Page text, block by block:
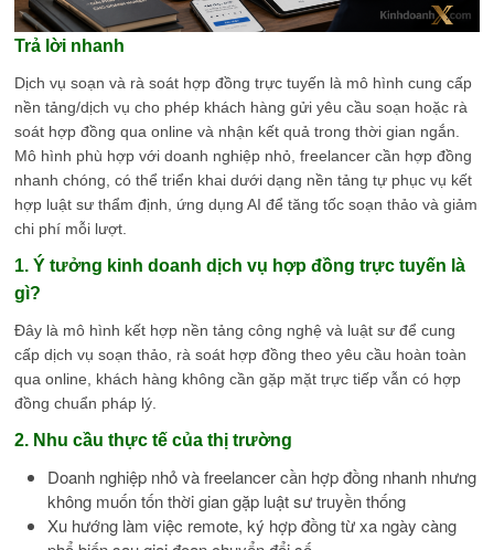
Trả lời nhanh
Dịch vụ soạn và rà soát hợp đồng trực tuyến là mô hình cung cấp
nền tảng/dịch vụ cho phép khách hàng gửi yêu cầu soạn hoặc rà
soát hợp đồng qua online và nhận kết quả trong thời gian ngắn.
Mô hình phù hợp với doanh nghiệp nhỏ, freelancer cần hợp đồng
nhanh chóng, có thể triển khai dưới dạng nền tảng tự phục vụ kết
hợp luật sư thẩm định, ứng dụng AI để tăng tốc soạn thảo và giảm
chi phí mỗi lượt.
1. Ý tưởng kinh doanh dịch vụ hợp đồng trực tuyến là
gì?
Đây là mô hình kết hợp nền tảng công nghệ và luật sư để cung
cấp dịch vụ soạn thảo, rà soát hợp đồng theo yêu cầu hoàn toàn
qua online, khách hàng không cần gặp mặt trực tiếp vẫn có hợp
đồng chuẩn pháp lý.
2. Nhu cầu thực tế của thị trường
Doanh nghiệp nhỏ và freelancer cần hợp đồng nhanh nhưng
không muốn tốn thời gian gặp luật sư truyền thống
Xu hướng làm việc remote, ký hợp đồng từ xa ngày càng